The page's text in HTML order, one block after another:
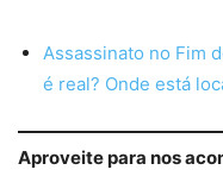
Assassinato no Fim
é real? Onde está
Aproveite para nos